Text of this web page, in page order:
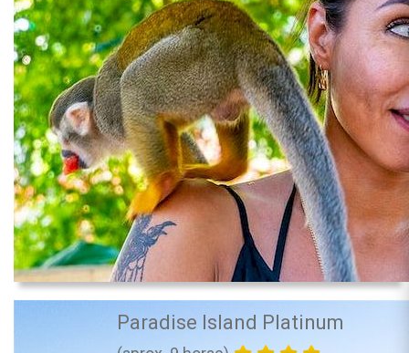
Paradise Island Platinum